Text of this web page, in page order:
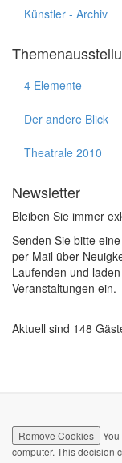
Künstler - Archiv
4 Elemente
Der andere Blick
Theatrale 2010
Newsletter
Bleiben Sie immer
Senden Sie bitte
per Mail über
Laufenden und
Veranstaltungen ein.
Aktuell sind 148
Remove Cookies
computer. This decision